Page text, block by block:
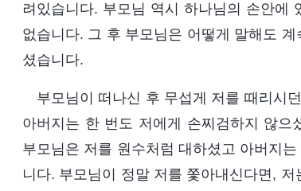
려있습니다. 부모님 역시 하나님의 손안에
없습니다. 그 후 부모님은 어떻게 말해도
셨습니다.
부모님이 떠나신 후 무섭게 저를 때리시
아버지는 한 번도 저에게 손찌검하지 않
부모님은 저를 원수처럼 대하셨고 아버지
니다. 부모님이 정말 저를 쫓아내신다면,